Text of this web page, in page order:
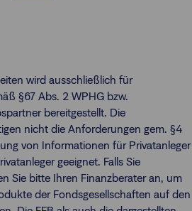
wird ausschließlich für
§67 Abs. 2 WPHG bzw.
bereitgestellt. Die
nicht die Anforderungen gem. §4
von Informationen für Privatanleger
geeignet. Falls Sie
Sie bitte Ihren Finanzberater an, um
der Fondsgesellschaften auf den